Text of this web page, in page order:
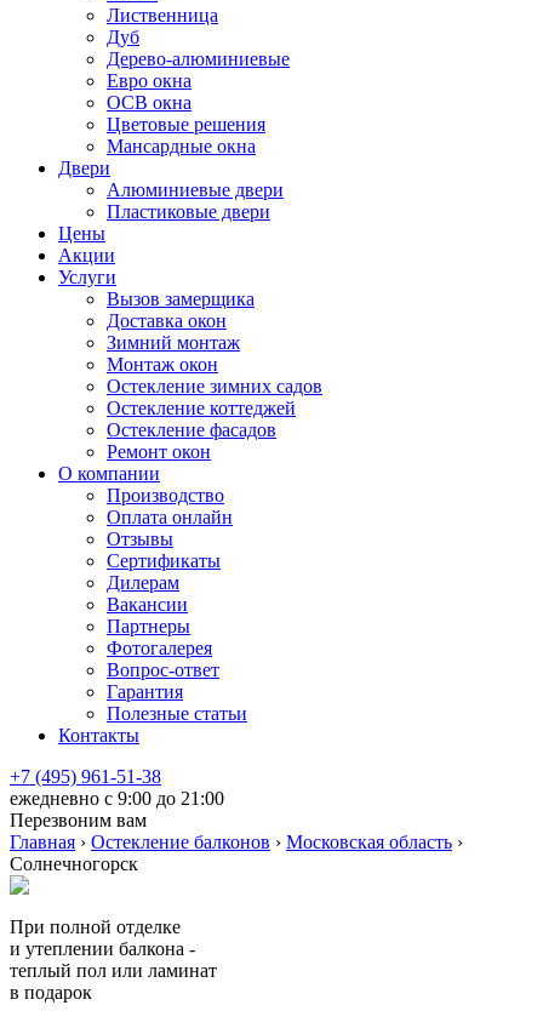
Лиственница
Дуб
Дерево-алюминиевые
Евро окна
ОСВ окна
Цветовые решения
Мансардные окна
Двери
Алюминиевые двери
Пластиковые двери
Цены
Акции
Услуги
Вызов замерщика
Доставка окон
Зимний монтаж
Монтаж окон
Остекление зимних садов
Остекление коттеджей
Остекление фасадов
Ремонт окон
О компании
Производство
Оплата онлайн
Отзывы
Сертификаты
Дилерам
Вакансии
Партнеры
Фотогалерея
Вопрос-ответ
Гарантия
Полезные статьи
Контакты
+7 (495) 961-51-38
ежедневно c 9:00 до 21:00
Перезвоним вам
Главная › Остекление балконов › Московская область ›
Солнечногорск
При полной отделке
и утеплении балкона -
теплый пол или ламинат
в подарок